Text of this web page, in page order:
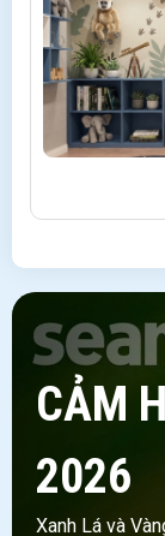
CẢM
2026
Xanh Lá và